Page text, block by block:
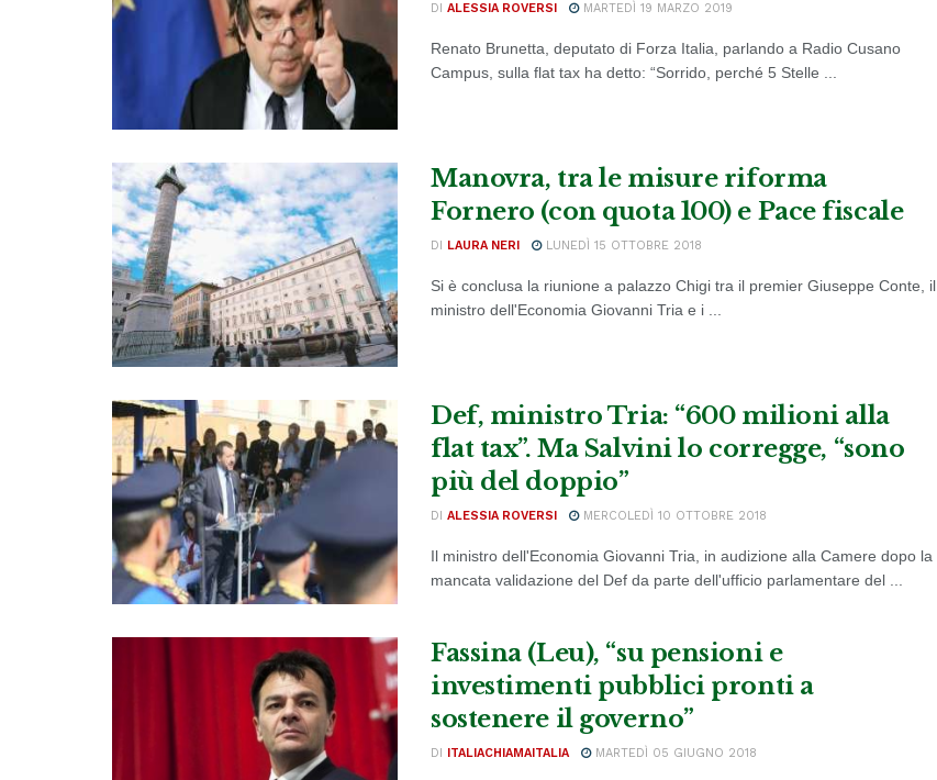
DI ALESSIA ROVERSI MARTEDÌ 19 MARZO 2019
Renato Brunetta, deputato di Forza Italia, parlando a Radio Cusano
Campus, sulla flat tax ha detto: “Sorrido, perché 5 Stelle ...
Manovra, tra le misure riforma
Fornero (con quota 100) e Pace fiscale
DI LAURA NERI LUNEDÌ 15 OTTOBRE 2018
Si è conclusa la riunione a palazzo Chigi tra il premier Giuseppe Conte, il
ministro dell'Economia Giovanni Tria e i ...
Def, ministro Tria: “600 milioni alla
flat tax”. Ma Salvini lo corregge, “sono
più del doppio”
DI ALESSIA ROVERSI MERCOLEDÌ 10 OTTOBRE 2018
Il ministro dell'Economia Giovanni Tria, in audizione alla Camere dopo la
mancata validazione del Def da parte dell'ufficio parlamentare del ...
Fassina (Leu), “su pensioni e
investimenti pubblici pronti a
sostenere il governo”
DI ITALIACHIAMAITALIA MARTEDÌ 05 GIUGNO 2018